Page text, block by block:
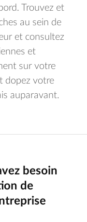
Trouvez et
au sein de
et consultez
et
sur votre
dopez votre
auparavant.
besoin
de